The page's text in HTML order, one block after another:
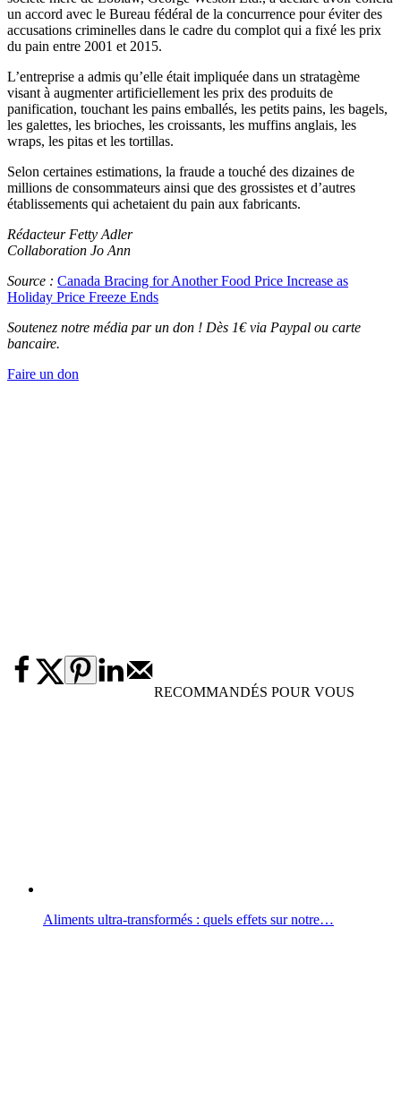
un accord avec le Bureau fédéral de la concurrence pour éviter des
accusations criminelles dans le cadre du complot qui a fixé les prix
du pain entre 2001 et 2015.
L’entreprise a admis qu’elle était impliquée dans un stratagème
visant à augmenter artificiellement les prix des produits de
panification, touchant les pains emballés, les petits pains, les bagels,
les galettes, les brioches, les croissants, les muffins anglais, les
wraps, les pitas et les tortillas.
Selon certaines estimations, la fraude a touché des dizaines de
millions de consommateurs ainsi que des grossistes et d’autres
établissements qui achetaient du pain aux fabricants.
Rédacteur Fetty Adler
Collaboration Jo Ann
Source : Canada Bracing for Another Food Price Increase as
Holiday Price Freeze Ends
Soutenez notre média par un don ! Dès 1€ via Paypal ou carte
bancaire.
Faire un don
RECOMMANDÉS POUR VOUS
Aliments ultra-transformés : quels effets sur notre…